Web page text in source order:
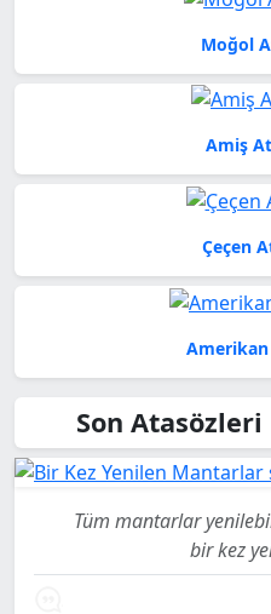
Moğol
Amiş
Çeçen
Son Atasözleri
Tüm mantarlar
bir kez